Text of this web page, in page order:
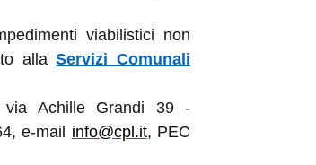
viabilistici non
allaServizi Comunali
Achille Grandi 39 -
e-mail info@cpl.it, PEC